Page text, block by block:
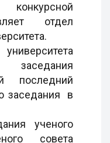
отдел
последний
заседания в
ученого
совета